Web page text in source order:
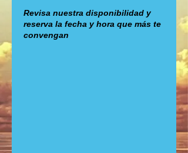
Revisa nuestra disponibilidad y
reserva la fecha y hora que más te
convengan